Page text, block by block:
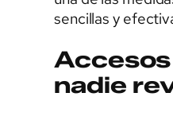
sencillas y
nadie